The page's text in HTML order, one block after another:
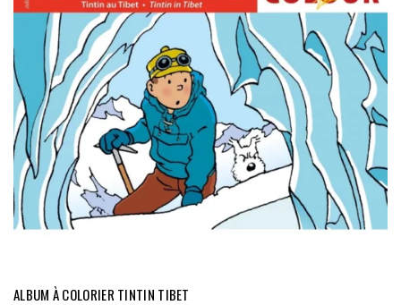
ALBUM À COLORIER TINTIN TIBET